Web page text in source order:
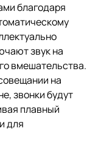
благодаря
звук на
вмешательства.
на
звонки будут
плавный
для